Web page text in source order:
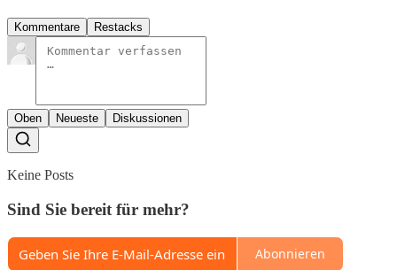
Kommentare Restacks
Oben Neueste Diskussionen
Keine Posts
Sind Sie bereit für mehr?
Abonnieren